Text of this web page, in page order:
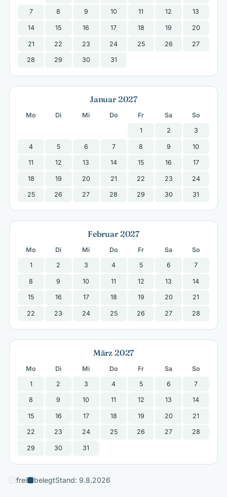
7 8 9 10 11 12 13
14 15 16 17 18 19 20
21 22 23 24 25 26 27
28 29 30 31
Januar 2027
Mo Di Mi Do Fr Sa
So
1
2 3
4 5 6 7 8 9 10
11 12 13 14 15 16 17
18 19 20 21 22 23 24
25 26 27 28 29 30 31
Februar 2027
Mo Di Mi Do Fr Sa
So
1
2 3 4 5 6 7
8 9 10 11 12 13 14
15 16 17 18 19 20 21
22 23 24 25 26 27 28
März 2027
Mo Di Mi Do Fr Sa
So
1
2 3 4 5 6 7
8 9 10 11 12 13 14
15 16 17 18 19 20 21
22 23 24 25 26 27 28
29 30 31
frei belegtStand: 9.8.2026